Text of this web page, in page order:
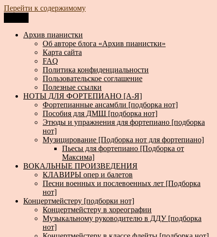
Перейти к содержимому
Архив пианистки
Всё для пианистов: ноты, книги, музыка, статьи…
Архив пианистки
Об авторе блога «Архив пианистки»
Карта сайта
FAQ
Политика конфиденциальности
Пользовательское соглашение
Полезные ссылки
НОТЫ ДЛЯ ФОРТЕПИАНО [А-Я]
Фортепианные ансамбли [подборка нот]
Пособия для ДМШ [подборка нот]
Этюды и упражнения для фортепиано [подборка
нот]
Музицирование [Подборка нот для фортепиано]
Пьесы для фортепиано [Подборка от
Максима]
ВОКАЛЬНЫЕ ПРОИЗВЕДЕНИЯ
КЛАВИРЫ опер и балетов
Песни военных и послевоенных лет [Подборка
нот]
Концертмейстеру [подборки нот]
Концертмейстеру в хореографии
Музыкальному руководителю в ДДУ [подборка
нот]